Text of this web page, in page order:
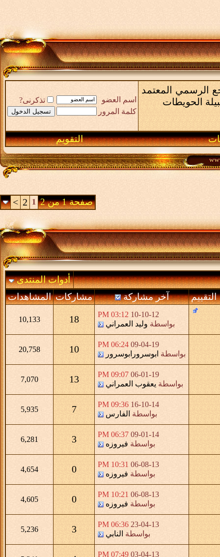
الرسمي المعتمد
الحويطات
اسم العضو
تذكرنى?
كلمة المرور
التقويم
صفحة 1 من 2 1
2
>
أدوات المنتدى
التقييم
آخر مشاركة مشاركات المشاهدات
10-10-12
03:12 PM
بواسطة وليد العمراني 18
10,133
09-04-19
06:24 PM
بواسطة ابوسرورابوسرور 10
20,758
06-01-19
09:07 PM
بواسطة يعقوب العمراني 13
7,070
16-10-14
09:36 PM
بواسطة الفارس 7
5,935
09-01-14
06:37 PM
بواسطة فيروزه 3
6,281
06-08-13
10:31 PM
بواسطة فيروزه 0
4,654
06-08-13
10:21 PM
بواسطة فيروزه 0
4,605
23-04-13
06:36 PM
بواسطة النابي 3
5,236
03-04-13
07:49 PM